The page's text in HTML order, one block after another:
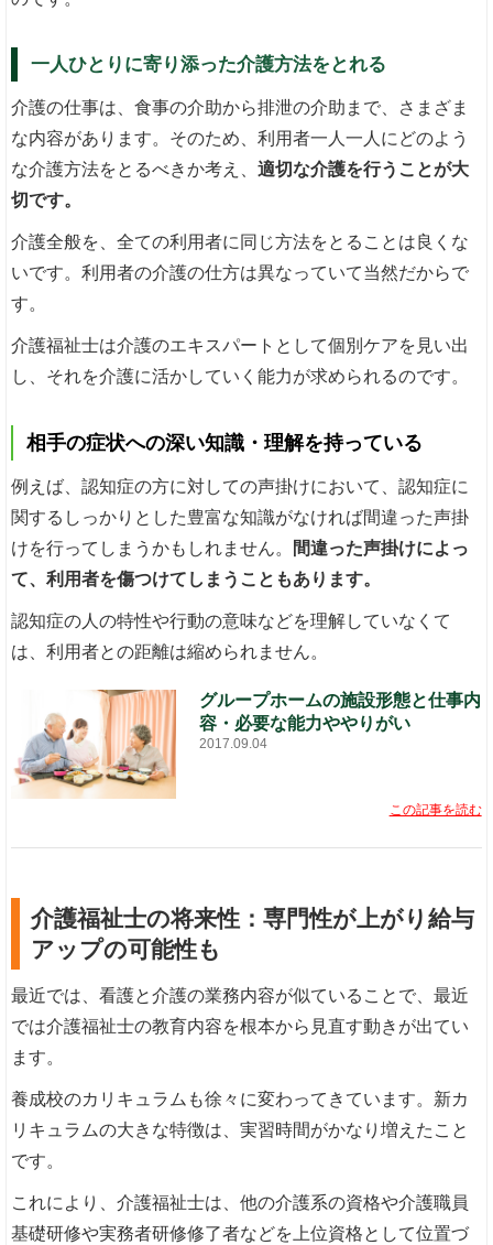
一人ひとりに寄り添った介護方法をとれる
介護の仕事は、食事の介助から排泄の介助まで、さまざま
な内容があります。そのため、利用者一人一人にどのよう
な介護方法をとるべきか考え、適切な介護を行うことが大
切です。
介護全般を、全ての利用者に同じ方法をとることは良くな
いです。利用者の介護の仕方は異なっていて当然だからで
す。
介護福祉士は介護のエキスパートとして個別ケアを見い出
し、それを介護に活かしていく能力が求められるのです。
相手の症状への深い知識・理解を持っている
例えば、認知症の方に対しての声掛けにおいて、認知症に
関するしっかりとした豊富な知識がなければ間違った声掛
けを行ってしまうかもしれません。 間違った声掛けによっ
て、利用者を傷つけてしまうこともあります。
認知症の人の特性や行動の意味などを理解していなくて
は、利用者との距離は縮められません。
グループホームの施設形態と仕事内
容・必要な能力ややりがい
2017.09.04
この記事を読む
介護福祉士の将来性：専門性が上がり給与
アップの可能性も
最近では、看護と介護の業務内容が似ていることで、最近
では介護福祉士の教育内容を根本から見直す動きが出てい
ます。
養成校のカリキュラムも徐々に変わってきています。新カ
リキュラムの大きな特徴は、実習時間がかなり増えたこと
です。
これにより、介護福祉士は、他の介護系の資格や介護職員
基礎研修や実務者研修修了者などを上位資格として位置づ